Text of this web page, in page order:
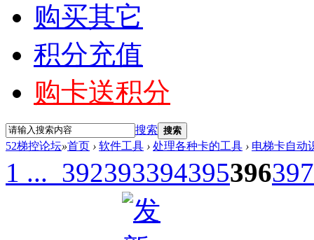
购买其它
积分充值
购卡送积分
搜索 搜索
52梯控论坛»首页 › 软件工具 › 处理各种卡的工具 › 电梯卡自动
1 ... 392393394395396397